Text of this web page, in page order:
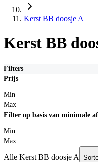
Kerst BB doosje A
Kerst BB
Filters
Prijs
Min
Max
Filter op basis van minimale
Min
Max
Alle Kerst BB doosje A